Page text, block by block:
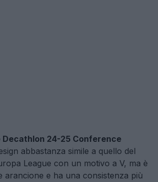
Decathlon 24-25 Conference
abbastanza simile a quello del
League con un motivo a V, ma è
arancione e ha una consistenza più